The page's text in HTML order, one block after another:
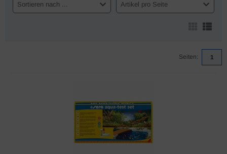
Sortieren nach ... Artikel pro Seite
Seiten: 1